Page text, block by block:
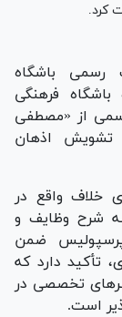
کرد.
باشگاه
فرهنگی
از «مصطفی
تشویش اذهان
خلاف واقع در
شرح وظایف و
ضمن
تأکید دارد که
تخصصی در
است.